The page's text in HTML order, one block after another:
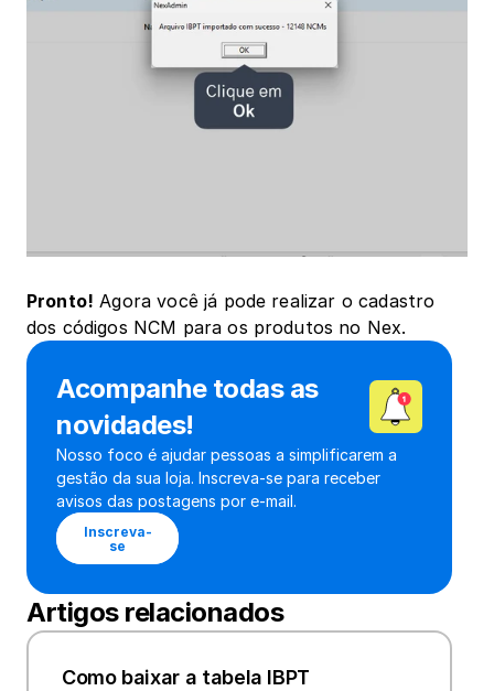
Pronto! Agora você já pode realizar o cadastro
dos códigos NCM para os produtos no Nex.
Acompanhe todas as
novidades!
Nosso foco é ajudar pessoas a simplificarem a
gestão da sua loja. Inscreva-se para receber
avisos das postagens por e-mail.
Inscreva-
se
Artigos relacionados
Como baixar a tabela IBPT